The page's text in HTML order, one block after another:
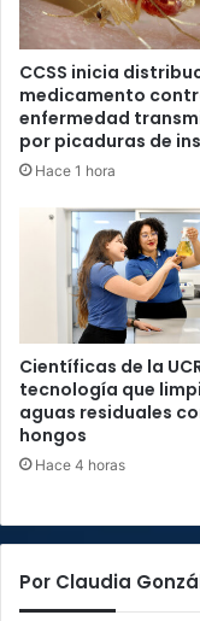
CCSS inicia
medicamento
enfermedad
por picaduras de
Hace 1 hora
Científicas de la
tecnología que
aguas residuales
hongos
Hace 4 horas
Por Claudia